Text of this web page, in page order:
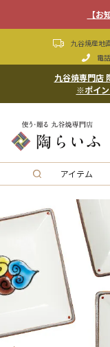
【
九谷焼産地
電
九谷焼専門店
※ポイン
アイテム